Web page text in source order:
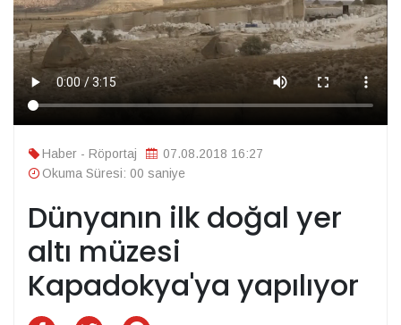
Haber - Röportaj
07.08.2018 16:27
Okuma Süresi: 00 saniye
Dünyanın ilk doğal yer
altı müzesi
Kapadokya'ya yapılıyor